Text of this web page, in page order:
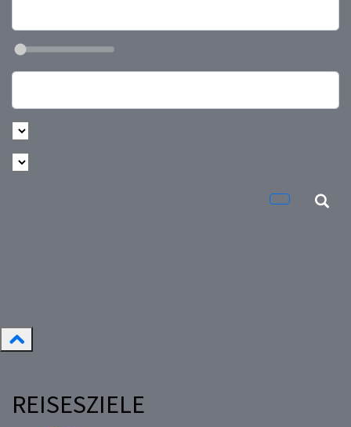
REISESZIELE